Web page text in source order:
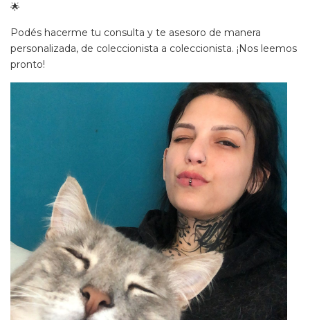
🌟
Podés hacerme tu consulta y te asesoro de manera
personalizada, de coleccionista a coleccionista. ¡Nos leemos
pronto!